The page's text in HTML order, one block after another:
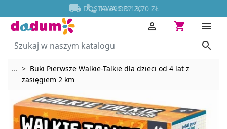

 DOSTAWA OD 13,70 ZŁ






... Rozwiń breadcrumbs
Buki Pierwsze Walkie-Talkie dla dzieci od 4 lat z
zasięgiem 2 km